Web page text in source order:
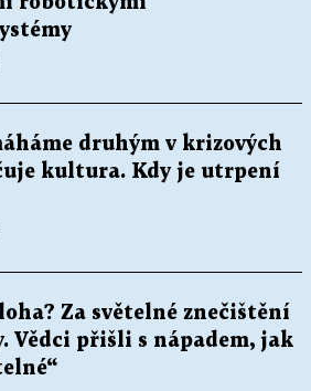
druhým v krizových
kultura. Kdy je utrpení
Za světelné znečištění
Vědci přišli s nápadem, jak